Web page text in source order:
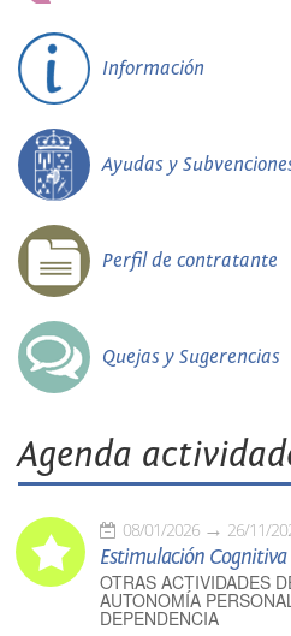
Información
Ayudas y
Perfil de contratante
Quejas y Sugerencias
Agenda
08/01/2026 26/11/
Estimulación Cognitiva
OTRAS ACTIVIDADES
AUTONOMÍA
DEPENDENCIA